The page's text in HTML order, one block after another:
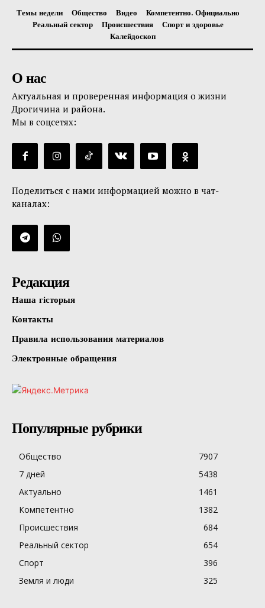
Темы недели Общество Видео
Компетентно. Официально
Реальный сектор
Происшествия
Спорт и здоровье
Калейдоскоп
О нас
Актуальная и проверенная информация о жизни
Дрогичина и района.
Мы в соцсетях:
Поделиться с нами информацией можно в чат-
каналах:
Редакция
Наша гісторыя
Контакты
Правила использования материалов
Электронные обращения
Популярные рубрики
Общество
7907
7 дней
5438
Актуально
1461
Компетентно
1382
Происшествия
684
Реальный сектор
654
Спорт
396
Земля и люди
325